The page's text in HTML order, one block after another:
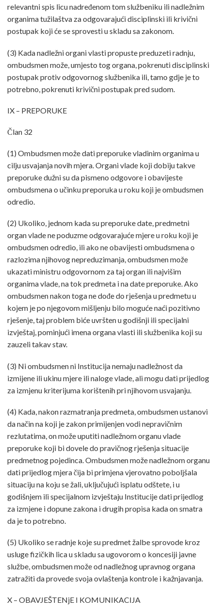
relevantni spis licu nadređenom tom službeniku ili nadležnim
organima tužilaštva za odgovarajući disciplinski ili krivični
postupak koji će se sprovesti u skladu sa zakonom.
(3) Kada nadležni organi vlasti propuste preduzeti radnju,
ombudsmen može, umjesto tog organa, pokrenuti disciplinski
postupak protiv odgovornog službenika ili, tamo gdje je to
potrebno, pokrenuti krivični postupak pred sudom.
IX – PREPORUKE
Član 32
(1) Ombudsmen može dati preporuke vladinim organima u
cilju usvajanja novih mjera. Organi vlade koji dobiju takve
preporuke dužni su da pismeno odgovore i obavijeste
ombudsmena o učinku preporuka u roku koji je ombudsmen
odredio.
(2) Ukoliko, jednom kada su preporuke date, predmetni
organ vlade ne poduzme odgovarajuće mjere u roku koji je
ombudsmen odredio, ili ako ne obavijesti ombudsmena o
razlozima njihovog nepreduzimanja, ombudsmen može
ukazati ministru odgovornom za taj organ ili najvišim
organima vlade, na tok predmeta i na date preporuke. Ako
ombudsmen nakon toga ne dođe do rješenja u predmetu u
kojem je po njegovom mišljenju bilo moguće naći pozitivno
rješenje, taj problem biće uvršten u godišnji ili specijalni
izvještaj, pominjući imena organa vlasti ili službenika koji su
zauzeli takav stav.
(3) Ni ombudsmen ni Institucija nemaju nadležnost da
izmijene ili ukinu mjere ili naloge vlade, ali mogu dati prijedlog
za izmjenu kriterijuma korištenih pri njihovom usvajanju.
(4) Kada, nakon razmatranja predmeta, ombudsmen ustanovi
da način na koji je zakon primijenjen vodi nepravičnim
rezlutatima, on može uputiti nadležnom organu vlade
preporuke koji bi dovele do pravičnog rješenja situacije
predmetnog pojedinca. Ombudsmen može nadležnom organu
dati prijedlog mjera čija bi primjena vjerovatno poboljšala
situaciju na koju se žali, uključujući isplatu odštete, i u
godišnjem ili specijalnom izvještaju Institucije dati prijedlog
za izmjene i dopune zakona i drugih propisa kada on smatra
da je to potrebno.
(5) Ukoliko se radnje koje su predmet žalbe sprovode kroz
usluge fizičkih lica u skladu sa ugovorom o koncesiji javne
službe, ombudsmen može od nadležnog upravnog organa
zatražiti da provede svoja ovlaštenja kontrole i kažnjavanja.
X – OBAVJEŠTENjE I KOMUNIKACIJA